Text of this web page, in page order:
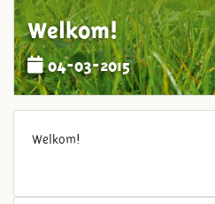
Welkom!
04-03-2015
Welkom!